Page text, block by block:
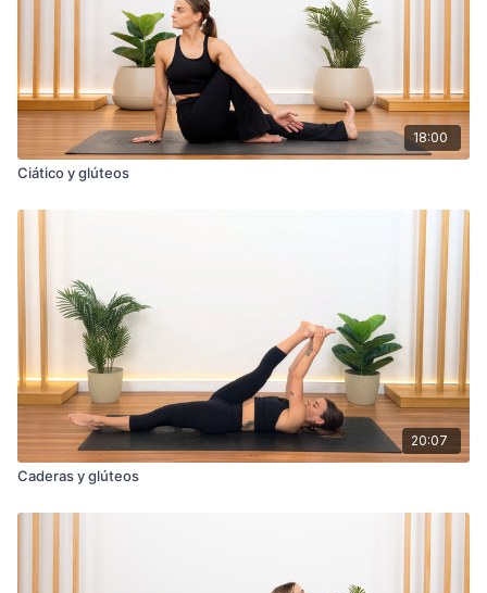
18:00
Ciático y glúteos
20:07
Caderas y glúteos